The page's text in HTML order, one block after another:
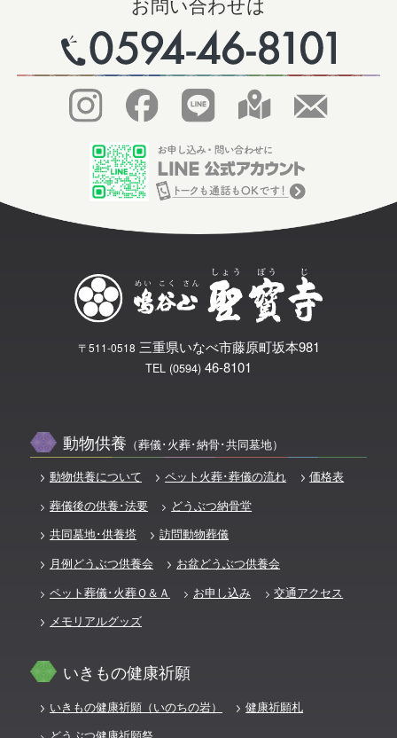
〒511-0518 三重県いなべ市藤原町坂本981
TEL (0594) 46-8101
動物供養 （葬儀･火葬･納骨･共同墓地）
動物供養について
ペット火葬･葬儀の流れ
価格表
葬儀後の供養･法要
どうぶつ納骨堂
共同墓地･供養塔
訪問動物葬儀
月例どうぶつ供養会
お盆どうぶつ供養会
ペット葬儀･火葬Ｑ＆Ａ
お申し込み
交通アクセス
メモリアルグッズ
いきもの健康祈願
いきもの健康祈願（いのちの岩）
健康祈願札